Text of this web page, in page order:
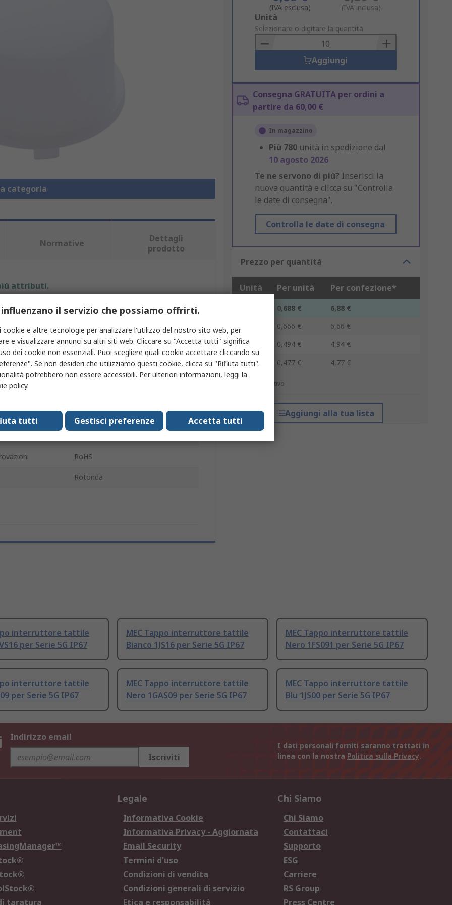
categoria
(IVA esclusa) (IVA inclusa)
Add
to
Basket
Unità
Selezionare o digitare la quantità
Aggiungi
Consegna GRATUITA per ordini a
partire da 60,00 €
In magazzino
Più 780 unità in spedizione dal
10 agosto 2026
Te ne servono di più? Inserisci la
nuova quantità e clicca su "Controlla
le date di consegna".
Controlla le date di consegna
Prezzo per quantità
Unità Per unità Per confezione*
0,688 €
6,88 €
0,666 €
6,66 €
50 - 70
0,494 €
4,94 €
80 +
0,477 € 4,77 €
*prezzo indicativo
Aggiungi alla tua lista
Normative
Dettagli
prodotto
attributi.
Valore
MEC
Tappo interruttore tattile
Serie 5G
RoHS
Rotonda
interruttore tattile
per Serie 5G IP67
MEC Tappo interruttore tattile
Bianco 1JS16 per Serie 5G IP67
MEC Tappo interruttore tattile
Nero 1FS091 per Serie 5G IP67
interruttore tattile
per Serie 5G IP67
MEC Tappo interruttore tattile
Nero 1GAS09 per Serie 5G IP67
MEC Tappo interruttore tattile
Blu 1JS00 per Serie 5G IP67
Indirizzo email
Iscriviti
I dati personali forniti saranno trattati in
linea con la nostra Politica sulla Privacy.
taratura
Legale
Informativa Cookie
Informativa Privacy - Aggiornata
Email Security
Termini d'uso
Condizioni di vendita
Condizioni generali di servizio
Etica e responsabilità
Chi Siamo
Chi Siamo
Contattaci
Supporto
ESG
Carriere
RS Group
Press Centre
il servizio che possiamo offrirti.
cookie e altre tecnologie per analizzare l'utilizzo del nostro sito web, per
e visualizzare annunci su altri siti web. Cliccare su "Accetta tutti" significa
dei cookie non essenziali. Puoi scegliere quali cookie accettare cliccando su
Se non desideri che utilizziamo questi cookie, clicca su "Rifiuta tutti".
potrebbero non essere accessibili. Per ulteriori informazioni, leggi la
policy.
Accetta tutti
Gestisci preferenze
tutti